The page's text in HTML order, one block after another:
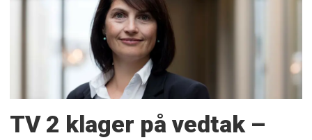
TV 2 klager på vedtak –